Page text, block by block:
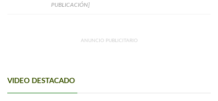
PUBLICACIÓN]
ANUNCIO PUBLICITARIO
VIDEO DESTACADO